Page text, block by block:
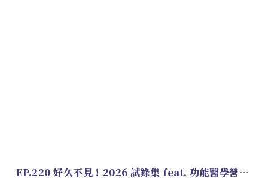
EP.220 好久不見！2026 試錄集 feat. 功能醫學營養師 美寶